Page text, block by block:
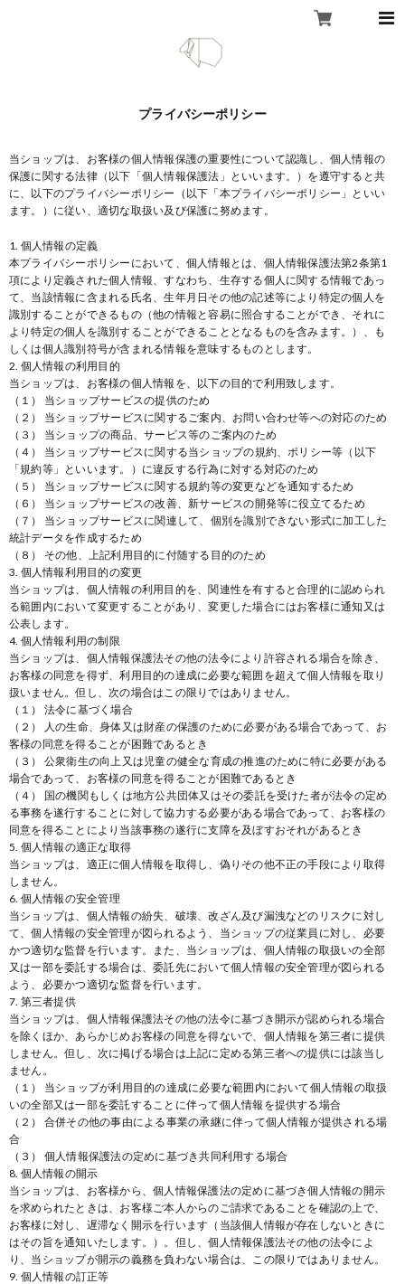
プライバシーポリシー
当ショップは、お客様の個人情報保護の重要性について認識し、個人情報の
保護に関する法律（以下「個人情報保護法」といいます。）を遵守すると共
に、以下のプライバシーポリシー（以下「本プライバシーポリシー」といい
ます。）に従い、適切な取扱い及び保護に努めます。
1. 個人情報の定義
本プライバシーポリシーにおいて、個人情報とは、個人情報保護法第2条第1
項により定義された個人情報、すなわち、生存する個人に関する情報であっ
て、当該情報に含まれる氏名、生年月日その他の記述等により特定の個人を
識別することができるもの（他の情報と容易に照合することができ、それに
より特定の個人を識別することができることとなるものを含みます。）、も
しくは個人識別符号が含まれる情報を意味するものとします。
2. 個人情報の利用目的
当ショップは、お客様の個人情報を、以下の目的で利用致します。
（１） 当ショップサービスの提供のため
（２） 当ショップサービスに関するご案内、お問い合わせ等への対応のため
（３） 当ショップの商品、サービス等のご案内のため
（４） 当ショップサービスに関する当ショップの規約、ポリシー等（以下
「規約等」といいます。）に違反する行為に対する対応のため
（５） 当ショップサービスに関する規約等の変更などを通知するため
（６） 当ショップサービスの改善、新サービスの開発等に役立てるため
（７） 当ショップサービスに関連して、個別を識別できない形式に加工した
統計データを作成するため
（８） その他、上記利用目的に付随する目的のため
3. 個人情報利用目的の変更
当ショップは、個人情報の利用目的を、関連性を有すると合理的に認められ
る範囲内において変更することがあり、変更した場合にはお客様に通知又は
公表します。
4. 個人情報利用の制限
当ショップは、個人情報保護法その他の法令により許容される場合を除き、
お客様の同意を得ず、利用目的の達成に必要な範囲を超えて個人情報を取り
扱いません。但し、次の場合はこの限りではありません。
（１） 法令に基づく場合
（２） 人の生命、身体又は財産の保護のために必要がある場合であって、お
客様の同意を得ることが困難であるとき
（３） 公衆衛生の向上又は児童の健全な育成の推進のために特に必要がある
場合であって、お客様の同意を得ることが困難であるとき
（４） 国の機関もしくは地方公共団体又はその委託を受けた者が法令の定め
る事務を遂行することに対して協力する必要がある場合であって、お客様の
同意を得ることにより当該事務の遂行に支障を及ぼすおそれがあるとき
5. 個人情報の適正な取得
当ショップは、適正に個人情報を取得し、偽りその他不正の手段により取得
しません。
6. 個人情報の安全管理
当ショップは、個人情報の紛失、破壊、改ざん及び漏洩などのリスクに対し
て、個人情報の安全管理が図られるよう、当ショップの従業員に対し、必要
かつ適切な監督を行います。また、当ショップは、個人情報の取扱いの全部
又は一部を委託する場合は、委託先において個人情報の安全管理が図られる
よう、必要かつ適切な監督を行います。
7. 第三者提供
当ショップは、個人情報保護法その他の法令に基づき開示が認められる場合
を除くほか、あらかじめお客様の同意を得ないで、個人情報を第三者に提供
しません。但し、次に掲げる場合は上記に定める第三者への提供には該当し
ません。
（１） 当ショップが利用目的の達成に必要な範囲内において個人情報の取扱
いの全部又は一部を委託することに伴って個人情報を提供する場合
（２） 合併その他の事由による事業の承継に伴って個人情報が提供される場
合
（３） 個人情報保護法の定めに基づき共同利用する場合
8. 個人情報の開示
当ショップは、お客様から、個人情報保護法の定めに基づき個人情報の開示
を求められたときは、お客様ご本人からのご請求であることを確認の上で、
お客様に対し、遅滞なく開示を行います（当該個人情報が存在しないときに
はその旨を通知いたします。）。但し、個人情報保護法その他の法令によ
り、当ショップが開示の義務を負わない場合は、この限りではありません。
9. 個人情報の訂正等